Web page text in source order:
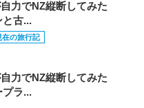
力でNZ縦断してみた
と古...
在の旅行記
力でNZ縦断してみた
プラ...